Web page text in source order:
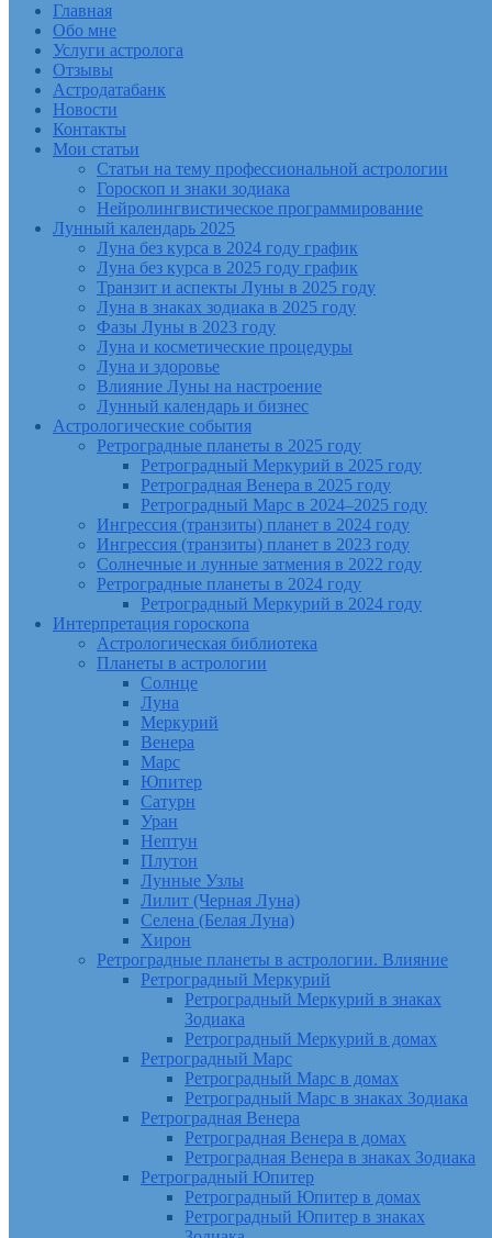
Главная
Обо мне
Услуги астролога
Отзывы
Астродатабанк
Новости
Контакты
Мои статьи
Статьи на тему профессиональной астрологии
Гороскоп и знаки зодиака
Нейролингвистическое программирование
Лунный календарь 2025
Луна без курса в 2024 году график
Луна без курса в 2025 году график
Транзит и аспекты Луны в 2025 году
Луна в знаках зодиака в 2025 году
Фазы Луны в 2023 году
Луна и косметические процедуры
Луна и здоровье
Влияние Луны на настроение
Лунный календарь и бизнес
Астрологические события
Ретроградные планеты в 2025 году
Ретроградный Меркурий в 2025 году
Ретроградная Венера в 2025 году
Ретроградный Марс в 2024–2025 году
Ингрессия (транзиты) планет в 2024 году
Ингрессия (транзиты) планет в 2023 году
Солнечные и лунные затмения в 2022 году
Ретроградные планеты в 2024 году
Ретроградный Меркурий в 2024 году
Интерпретация гороскопа
Астрологическая библиотека
Планеты в астрологии
Солнце
Луна
Меркурий
Венера
Марс
Юпитер
Сатурн
Уран
Нептун
Плутон
Лунные Узлы
Лилит (Черная Луна)
Селена (Белая Луна)
Хирон
Ретроградные планеты в астрологии. Влияние
Ретроградный Меркурий
Ретроградный Меркурий в знаках
Зодиака
Ретроградный Меркурий в домах
Ретроградный Марс
Ретроградный Марс в домах
Ретроградный Марс в знаках Зодиака
Ретроградная Венера
Ретроградная Венера в домах
Ретроградная Венера в знаках Зодиака
Ретроградный Юпитер
Ретроградный Юпитер в домах
Ретроградный Юпитер в знаках